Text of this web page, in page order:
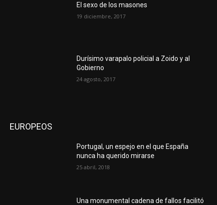
El sexo de los masones
19 diciembre, 2017
Durísimo varapalo policial a Zoido y al
Gobierno
24 agosto, 2017
EUROPEOS
Portugal, un espejo en el que España
nunca ha querido mirarse
25 abril, 2018
Una monumental cadena de fallos facilitó